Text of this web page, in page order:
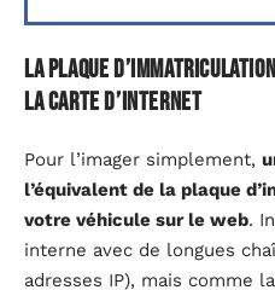
La plaque
la carte d’internet
Pour l’imager simplement,
l’équivalent de la plaque
votre véhicule sur le web.
interne avec de longues
adresses IP), mais comme